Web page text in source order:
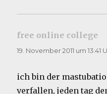
free online college
19. November 2011 um 13:41
ich bin der
verfallen, jeden tag